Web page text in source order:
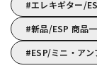
エレキギター/
新品/ESP 商品
ESP/ミニ・ア